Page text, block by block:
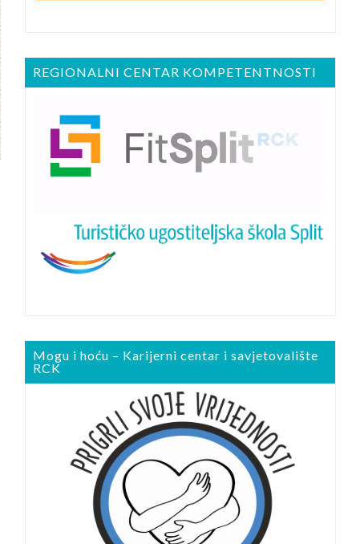
REGIONALNI CENTAR KOMPETENTNOSTI
Mogu i hoću – Karijerni centar i savjetovalište
RCK